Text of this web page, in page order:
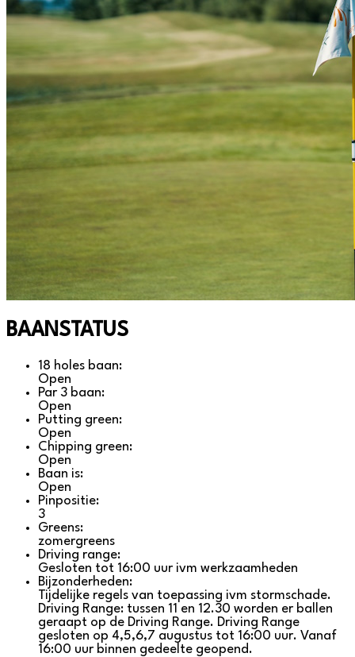
BAANSTATUS
18 holes baan:
Open
Par 3 baan:
Open
Putting green:
Open
Chipping green:
Open
Baan is:
Open
Pinpositie:
3
Greens:
zomergreens
Driving range:
Gesloten tot 16:00 uur ivm werkzaamheden
Bijzonderheden:
Tijdelijke regels van toepassing ivm stormschade.
Driving Range: tussen 11 en 12.30 worden er ballen
geraapt op de Driving Range. Driving Range
gesloten op 4,5,6,7 augustus tot 16:00 uur. Vanaf
16:00 uur binnen gedeelte geopend.